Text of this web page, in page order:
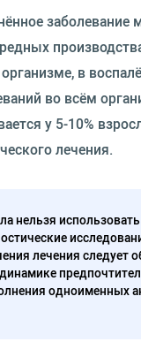
в
во всём
у 5-10%
лечения.
нельзя
лечения
одноименных